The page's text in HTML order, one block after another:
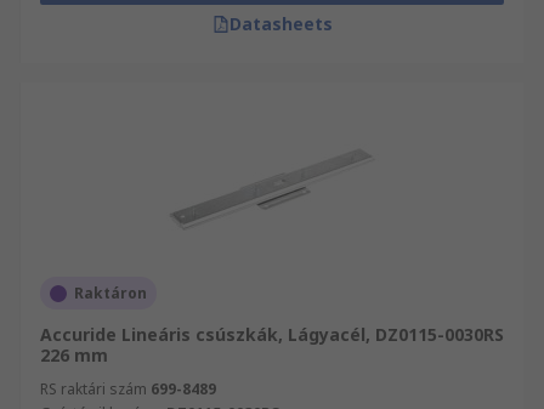
Datasheets
Raktáron
Accuride Lineáris csúszkák, Lágyacél, DZ0115-0030RS
226 mm
RS raktári szám 699-8489